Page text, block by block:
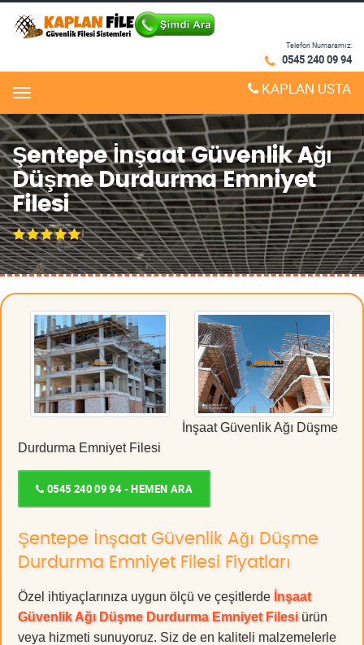
Telefon Numaramız:
0545 240 09 94
Menu KAPLAN USTA
Şentepe İnşaat Güvenlik Ağı
Düşme Durdurma Emniyet
Filesi
İnşaat Güvenlik Ağı Düşme
Durdurma Emniyet Filesi
0545 240 09 94 - HEMEN ARA
Şentepe İnşaat Güvenlik Ağı Düşme
Durdurma Emniyet Filesi Fiyatları
Özel ihtiyaçlarınıza uygun ölçü ve çeşitlerde İnşaat
Güvenlik Ağı Düşme Durdurma Emniyet Filesi ürün
veya hizmeti sunuyoruz. Siz de en kaliteli malzemelerle